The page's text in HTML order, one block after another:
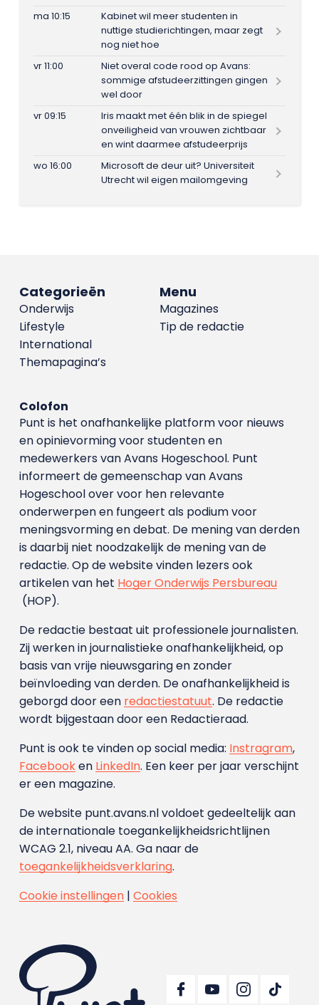
ma 10:15
Kabinet wil meer studenten in
nuttige studierichtingen, maar zegt
nog niet hoe
vr 11:00
Niet overal code rood op Avans:
sommige afstudeerzittingen gingen
wel door
vr 09:15
Iris maakt met één blik in de spiegel
onveiligheid van vrouwen zichtbaar
en wint daarmee afstudeerprijs
wo 16:00
Microsoft de deur uit? Universiteit
Utrecht wil eigen mailomgeving
Menu
Magazines
Tip de redactie
Categorieën
Onderwijs
Lifestyle
International
Themapagina’s
Colofon
Punt is het onafhankelijke platform voor nieuws
en opinievorming voor studenten en
medewerkers van Avans Hoge­school. Punt
informeert de gemeenschap van Avans
Hogeschool over voor hen relevante
onderwerpen en fungeert als podium voor
meningsvorming en debat. De mening van derden
is daarbij niet noodzakelijk de mening van de
redactie. Op de website vinden lezers ook
artikelen van het Hoger Onderwijs Persbureau
(HOP).
De redactie bestaat uit professionele journalisten.
Zij werken in journalistieke onafhankelijkheid, op
basis van vrije nieuwsgaring en zonder
beïnvloeding van derden. De onafhankelijkheid is
geborgd door een redactiestatuut. De redactie
wordt bijgestaan door een Redactieraad.
Punt is ook te vinden op social media: Instragram,
Facebooken LinkedIn. Een keer per jaar verschijnt
er een magazine.
De website punt.avans.nl voldoet gedeeltelijk aan
de internationale toegankelijkheidsrichtlijnen
WCAG 2.1, niveau AA. Ga naar de
toegankelijkheidsverklaring.
Cookie instellingen| Cookies